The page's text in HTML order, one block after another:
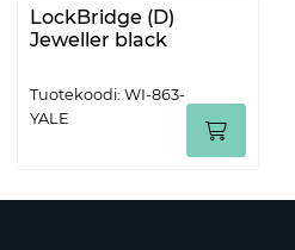
LockBridge (D)
Jeweller black
Tuotekoodi: WI-863-
YALE